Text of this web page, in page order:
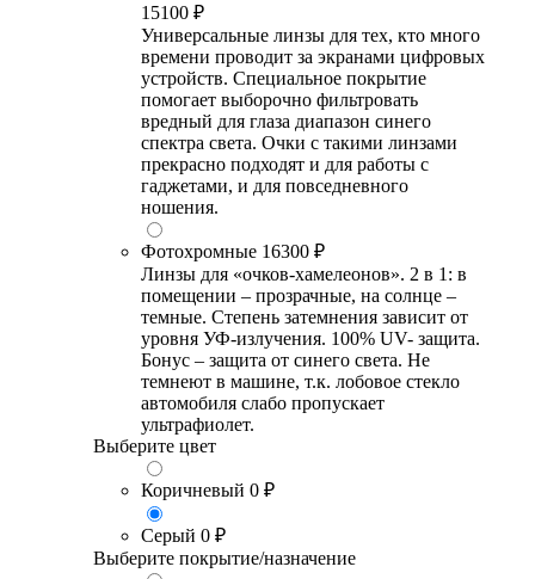
15100 ₽
Универсальные линзы для тех, кто много
времени проводит за экранами цифровых
устройств. Специальное покрытие
помогает выборочно фильтровать
вредный для глаза диапазон синего
спектра света. Очки с такими линзами
прекрасно подходят и для работы с
гаджетами, и для повседневного
ношения.
Фотохромные 16300 ₽
Линзы для «очков-хамелеонов». 2 в 1: в
помещении – прозрачные, на солнце –
темные. Степень затемнения зависит от
уровня УФ-излучения. 100% UV- защита.
Бонус – защита от синего света. Не
темнеют в машине, т.к. лобовое стекло
автомобиля слабо пропускает
ультрафиолет.
Выберите цвет
Коричневый 0 ₽
Серый 0 ₽
Выберите покрытие/назначение